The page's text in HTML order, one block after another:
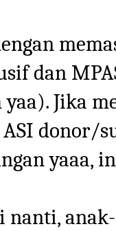
dan
Jika
donor/
yaaa,
nanti,